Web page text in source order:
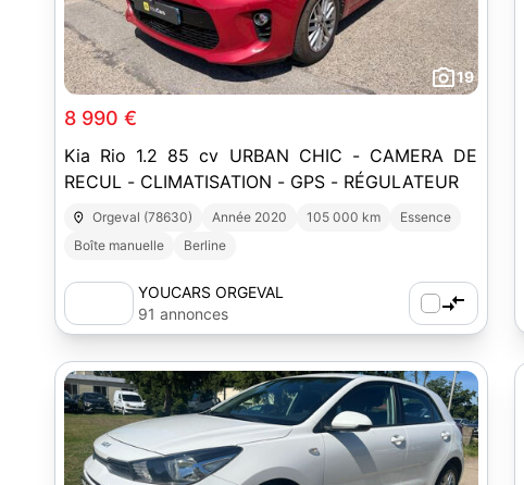
19
8 990 €
Kia Rio 1.2 85 cv URBAN CHIC - CAMERA DE
RECUL - CLIMATISATION - GPS - RÉGULATEUR
Orgeval (78630) Année 2020 105 000 km
Essence
Boîte manuelle
Berline
YOUCARS ORGEVAL
91 annonces